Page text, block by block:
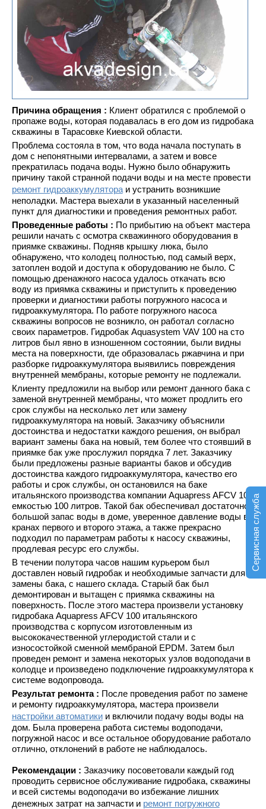
Сервисная служба
Причина обращения : Клиент обратился с проблемой о
пропаже воды, которая подавалась в его дом из гидробака
скважины в Тарасовке Киевской области.
Проблема состояла в том, что вода начала поступать в
дом с непонятными интервалами, а затем и вовсе
прекратилась подача воды. Нужно было обнаружить
причину такой странной подачи воды и на месте провести
ремонт гидроаккумулятораи устранить возникшие
неполадки. Мастера выехали в указанный населенный
пункт для диагностики и проведения ремонтных работ.
Проведенные работы : По прибытию на объект мастера
решили начать с осмотра скважинного оборудования в
приямке скважины. Подняв крышку люка, было
обнаружено, что колодец полностью, под самый верх,
затоплен водой и доступа к оборудованию не было. С
помощью дренажного насоса удалось откачать всю
воду из приямка скважины и приступить к проведению
проверки и диагностики работы погружного насоса и
гидроаккумулятора. По работе погружного насоса
скважины вопросов не возникло, он работал согласно
своих параметров. Гидробак Aquasystem VAV 100 на сто
литров был явно в изношенном состоянии, были видны
места на поверхности, где образовалась ржавчина и при
разборке гидроаккумулятора выявились повреждения
внутренней мембраны, которые ремонту не подлежали.
Клиенту предложили на выбор или ремонт данного бака с
заменой внутренней мембраны, что может продлить его
срок службы на несколько лет или замену
гидроаккумулятора на новый. Заказчику объяснили
достоинства и недостатки каждого решения, он выбрал
вариант замены бака на новый, тем более что стоявший в
приямке бак уже прослужил порядка 7 лет. Заказчику
были предложены разные варианты баков и обсудив
достоинства каждого гидроаккумулятора, качество его
работы и срок службы, он остановился на баке
итальянского производства компании Aquapress AFCV 100
емкостью 100 литров. Такой бак обеспечивал достаточно
большой запас воды в доме, уверенное давление воды в
кранах первого и второго этажа, а также прекрасно
подходил по параметрам работы к насосу скважины,
продлевая ресурс его службы.
В течении полутора часов нашим курьером был
доставлен новый гидробак и необходимые запчасти для
замены бака, с нашего склада. Старый бак был
демонтирован и вытащен с приямка скважины на
поверхность. После этого мастера произвели установку
гидробака Aquapress AFCV 100 итальянского
производства с корпусом изготовленным из
высококачественной углеродистой стали и с
износостойкой сменной мембраной EPDM. Затем был
проведен ремонт и замена некоторых узлов водоподачи в
колодце и произведено подключение гидроаккумулятора к
системе водопровода.
Результат ремонта : После проведения работ по замене
и ремонту гидроаккумулятора, мастера произвели
настройки автоматикии включили подачу воды воды на
дом. Была проверена работа системы водоподачи,
погружной насос и все остальное оборудование работало
отлично, отклонений в работе не наблюдалось.
Рекомендации : Заказчику посоветовали каждый год
проводить сервисное обслуживание гидробака, скважины
и всей системы водоподачи во избежание лишних
денежных затрат на запчасти и ремонт погружного